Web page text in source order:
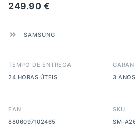
249.90 €
SAMSUNG
TEMPO DE ENTREGA
24 HORAS ÚTEIS
3 ANOS
EAN
8806097102465
SKU
SM-